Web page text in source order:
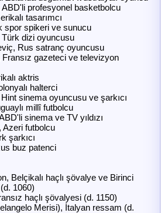
profesyonel basketbolcu
tasarımcı
spor spikeri ve sunucu
dizi oyuncusu
Rus satranç oyuncusu
gazeteci ve televizyon
aktris
halterci
sinema oyuncusu ve şarkıcı
millî futbolcu
sinema ve TV yıldızı
Azeri futbolcu
şarkıcı
buz patenci
Belçikalı haçlı şövalye ve Birinci
1060)
haçlı şövalyesi (d. 1150)
Merisi), İtalyan ressam (d.